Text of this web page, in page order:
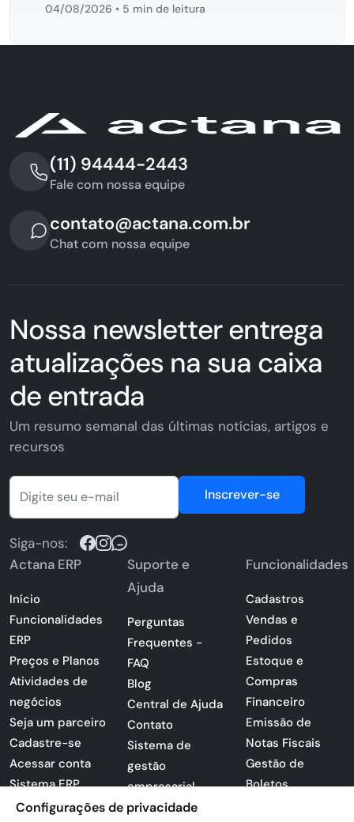
04/08/2026 • 5 min de leitura
(11) 94444-2443
Fale com nossa equipe
contato@actana.com.br
Chat com nossa equipe
Nossa newsletter entrega
atualizações na sua caixa
de entrada
Um resumo semanal das últimas notícias, artigos e
recursos
Inscrever-se
Siga-nos:
Actana ERP
Início
Funcionalidades
ERP
Preços e Planos
Atividades de
negócios
Seja um parceiro
Cadastre-se
Acessar conta
Sistema ERP
Apresentação
Suporte e
Ajuda
Perguntas
Frequentes -
FAQ
Blog
Central de Ajuda
Contato
Sistema de
gestão
empresarial
Sistema para
Funcionalidades
Cadastros
Vendas e
Pedidos
Estoque e
Compras
Financeiro
Emissão de
Notas Fiscais
Gestão de
Boletos
Configurações de privacidade